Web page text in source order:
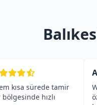
kısa sürede tamir
hızlı